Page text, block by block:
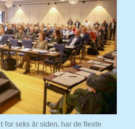
for seks år siden, har de fleste